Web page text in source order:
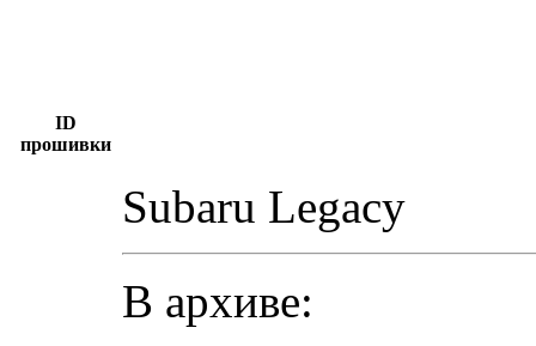
ID
прошивки
Subaru Legacy
В архиве: